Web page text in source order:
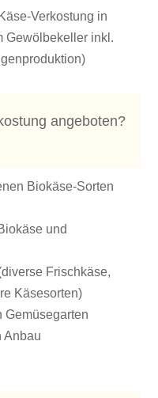
Verkostung in
Gewölbekeller inkl.
angeboten?
Biokäse-Sorten
und
Frischkäse,
Käsesorten)
Gemüsegarten
Anbau